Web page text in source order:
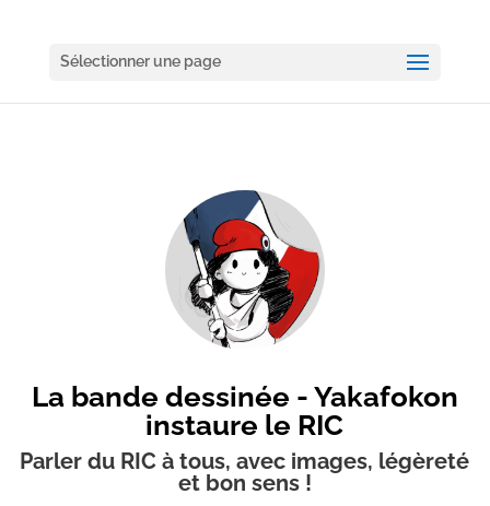
Sélectionner une page
La bande dessinée - Yakafokon
instaure le RIC
Parler du RIC à tous, avec images, légèreté
et bon sens !